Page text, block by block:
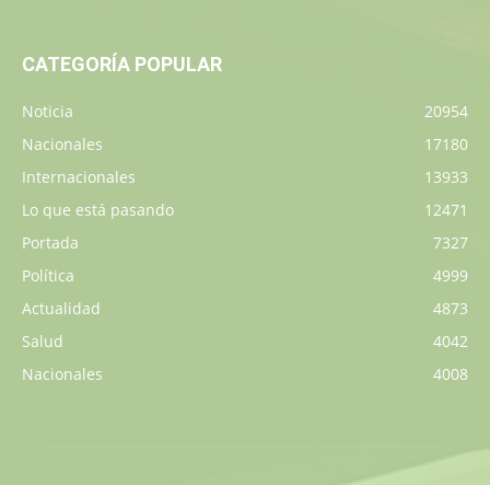
CATEGORÍA POPULAR
Noticia
20954
Nacionales
17180
Internacionales
13933
Lo que está pasando
12471
Portada
7327
Política
4999
Actualidad
4873
Salud
4042
Nacionales
4008